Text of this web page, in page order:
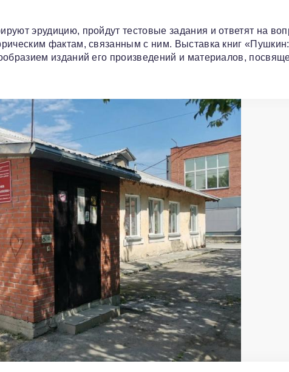
эрудицию, пройдут тестовые задания и ответят на
фактам, связанным с ним. Выставка книг «Пушкин:
изданий его произведений и материалов,